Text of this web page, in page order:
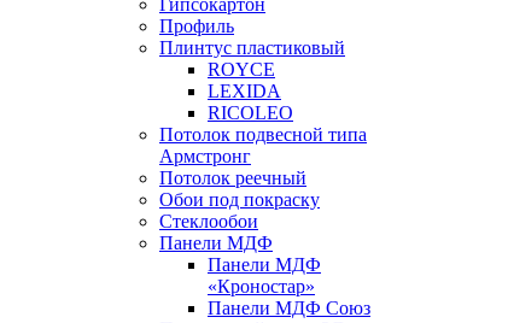
Гипсокартон
Профиль
Плинтус пластиковый
ROYCE
LEXIDA
RICOLEO
Потолок подвесной типа
Армстронг
Потолок реечный
Обои под покраску
Стеклообои
Панели МДФ
Панели МДФ
«Кроностар»
Панели МДФ Союз